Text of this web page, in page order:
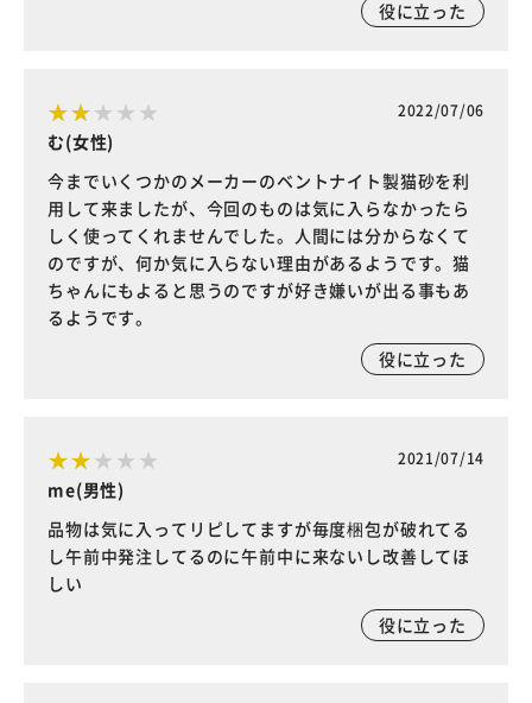
役に立った
2022/07/06
む(女性)
今までいくつかのメーカーのベントナイト製猫砂を利
用して来ましたが、今回のものは気に入らなかったら
しく使ってくれませんでした。人間には分からなくて
のですが、何か気に入らない理由があるようです。猫
ちゃんにもよると思うのですが好き嫌いが出る事もあ
るようです。
役に立った
2021/07/14
me(男性)
品物は気に入ってリピしてますが毎度梱包が破れてる
し午前中発注してるのに午前中に来ないし改善してほ
しい
役に立った